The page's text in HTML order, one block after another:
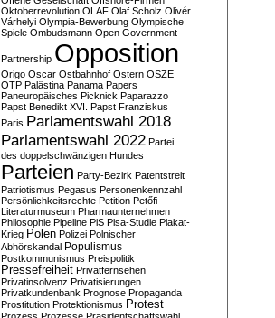
Oktoberrevolution OLAF Olaf Scholz Olivér
Várhelyi Olympia-Bewerbung Olympische
Spiele Ombudsmann Open Government
Partnership Opposition
Origo Oscar Ostbahnhof Ostern OSZE
OTP Palästina Panama Papers
Paneuropäisches Picknick Paparazzo
Papst Benedikt XVI. Papst Franziskus
Paris Parlamentswahl 2018
Parlamentswahl 2022 Partei
des doppelschwänzigen Hundes
Parteien Party-Bezirk Patentstreit
Patriotismus Pegasus Personenkennzahl
Persönlichkeitsrechte Petition Petőfi-
Literaturmuseum Pharmaunternehmen
Philosophie Pipeline PiS Pisa-Studie Plakat-
Krieg Polen Polizei Polnischer
Abhörskandal Populismus
Postkommunismus Preispolitik
Pressefreiheit Privatfernsehen
Privatinsolvenz Privatisierungen
Privatkundenbank Prognose Propaganda
Prostitution Protektionismus Protest